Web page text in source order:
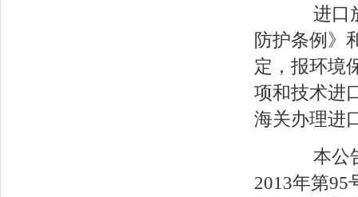
进口放
防护条例》
定，报环境
项和技术进
海关办理进
本公告
2013年第95